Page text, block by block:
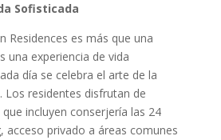
Sofisticada
Residences es más que una
una experiencia de vida
día se celebra el arte de la
Los residentes disfrutan de
incluyen conserjería las 24
acceso privado a áreas comunes